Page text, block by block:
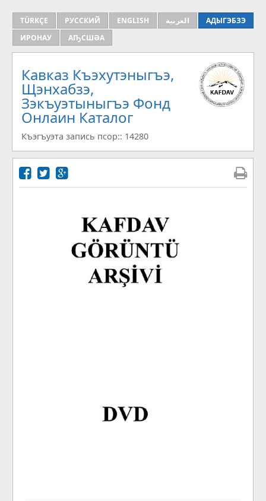
TÜRKÇE РУССКИЙ ENGLISH العربية
АДЫГЭБЗЭ
ИРОНАУ
АҦСШӘА
Кавказ Къэхутэныгъэ,
Щэнхабзэ,
Зэкъуэтыныгъэ Фонд
Онлаин Каталог
Къэгъуэта запись псор:: 14280